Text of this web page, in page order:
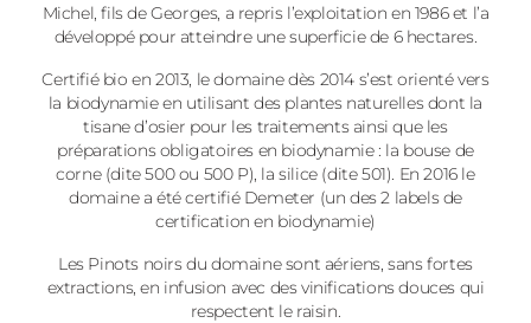
Michel, fils de Georges, a repris l’exploitation en 1986 et l’a
développé pour atteindre une superficie de 6 hectares.
Certifié bio en 2013, le domaine dès 2014 s’est orienté vers
la biodynamie en utilisant des plantes naturelles dont la
tisane d’osier pour les traitements ainsi que les
préparations obligatoires en biodynamie : la bouse de
corne (dite 500 ou 500 P), la silice (dite 501). En 2016 le
domaine a été certifié Demeter (un des 2 labels de
certification en biodynamie)
Les Pinots noirs du domaine sont aériens, sans fortes
extractions, en infusion avec des vinifications douces qui
respectent le raisin.